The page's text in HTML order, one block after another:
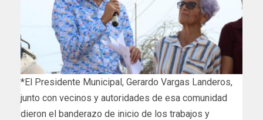
*El Presidente Municipal, Gerardo Vargas Landeros,
junto con vecinos y autoridades de esa comunidad
dieron el banderazo de inicio de los trabajos y